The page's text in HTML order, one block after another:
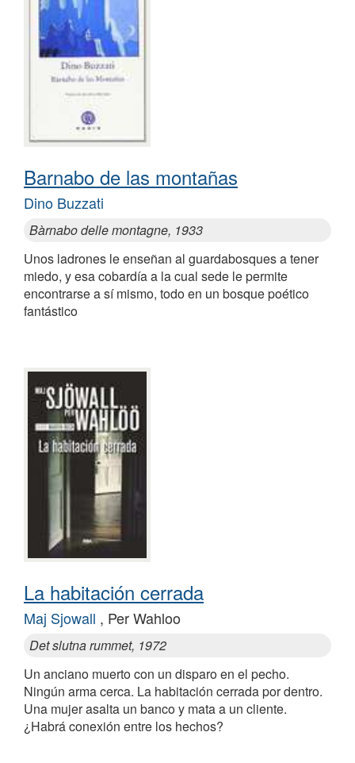
Barnabo de las montañas
Dino Buzzati
Bàrnabo delle montagne, 1933
Unos ladrones le enseñan al guardabosques a tener
miedo, y esa cobardía a la cual sede le permite
encontrarse a sí mismo, todo en un bosque poético
fantástico
La habitación cerrada
Maj Sjowall , Per Wahloo
Det slutna rummet, 1972
Un anciano muerto con un disparo en el pecho.
Ningún arma cerca. La habitación cerrada por dentro.
Una mujer asalta un banco y mata a un cliente.
¿Habrá conexión entre los hechos?